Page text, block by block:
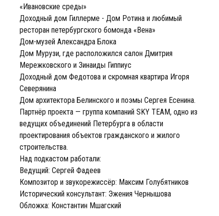
«Ивановские среды»
Доходный дом Гиллерме - Дом Ротина и любимый
ресторан петербургского бомонда «Вена»
Дом-музей Александра Блока
Дом Мурузи, где расположился салон Дмитрия
Мережковского и Зинаиды Гиппиус
Доходный дом Федотова и скромная квартира Игоря
Северянина
Дом архитектора Белинского и поэмы Сергея Есенина.
Партнёр проекта — группа компаний SKY TEAM, одно из
ведущих объединений Петербурга в области
проектирования объектов гражданского и жилого
строительства.
Над подкастом работали:
Ведущий: Сергей Фадеев
Композитор и звукорежиссёр: Максим Голубятников
Исторический консультант: Эжения Чернышова
Обложка: Константин Мшагский